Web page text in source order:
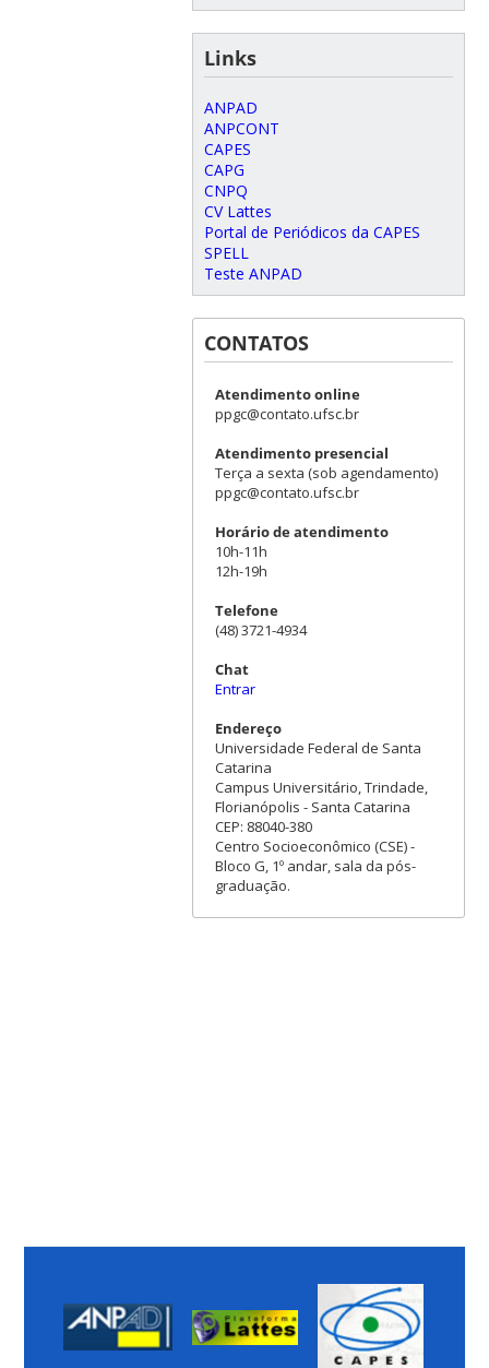
Links
ANPAD
ANPCONT
CAPES
CAPG
CNPQ
CV Lattes
Portal de Periódicos da CAPES
SPELL
Teste ANPAD
CONTATOS
Atendimento online
ppgc@contato.ufsc.br
Atendimento presencial
Terça a sexta (sob agendamento)
ppgc@contato.ufsc.br
Horário de atendimento
10h-11h
12h-19h
Telefone
(48) 3721-4934
Chat
Entrar
Endereço
Universidade Federal de Santa
Catarina
Campus Universitário, Trindade,
Florianópolis - Santa Catarina
CEP: 88040-380
Centro Socioeconômico (CSE) -
Bloco G, 1º andar, sala da pós-
graduação.